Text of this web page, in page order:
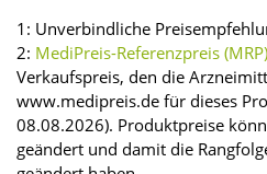
1: Unverbindliche
2: MediPreis-Referenzpreis (MRP)
Verkaufspreis, den die
www.medipreis.de für dieses
08.08.2026). Produktpreise
geändert und damit die